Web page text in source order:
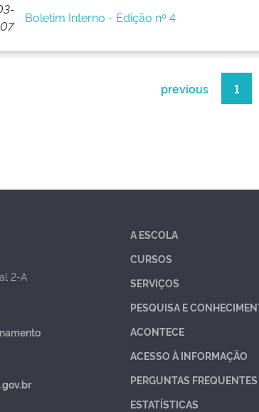
Boletim Interno - Edição nº 4
previous 1
2-A
A ESCOLA
CURSOS
SERVIÇOS
PESQUISA E
ACONTECE
ACESSO À INFORMAÇÃO
PERGUNTAS FREQUENTES
ESTATÍSTICAS